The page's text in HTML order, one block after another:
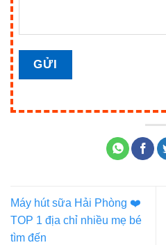
Máy hút sữa Hải Phòng ❤️️
TOP 1 địa chỉ nhiều mẹ bé
tìm đến